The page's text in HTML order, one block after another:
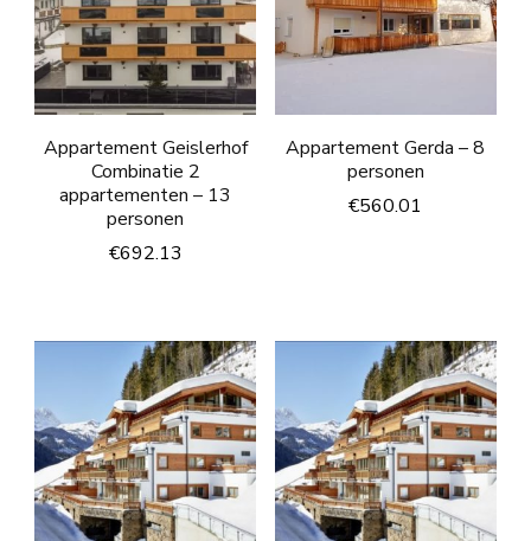
Appartement Geislerhof
Combinatie 2
appartementen – 13
personen
€692.13
Appartement Gerda – 8
personen
€560.01